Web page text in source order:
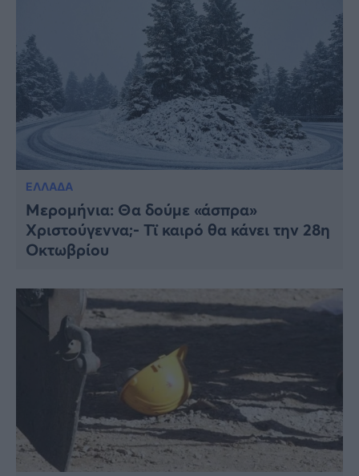
ΕΛΛΑΔΑ
Μερομήνια: Θα δούμε «άσπρα»
Χριστούγεννα;- Tϊ καιρό θα κάνει την 28η
Οκτωβρίου